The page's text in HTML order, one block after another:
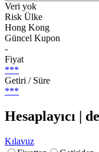
Veri yok
Risk Ülke
Hong Kong
Güncel Kupon
-
Fiyat
***
Getiri / Süre
***
Hesaplayıcı |
Kılavuz